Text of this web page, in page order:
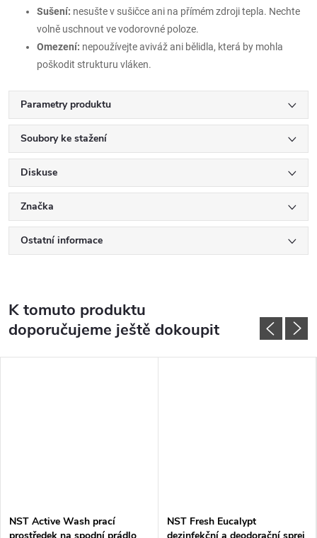
Sušení: nesušte v sušičce ani na přímém zdroji tepla. Nechte
volně uschnout ve vodorovné poloze.
Omezení: nepoužívejte aviváž ani bělidla, která by mohla
poškodit strukturu vláken.
Parametry produktu
Soubory ke stažení
Diskuse
Značka
Ostatní informace
K tomuto produktu
doporučujeme ještě dokoupit
NST Active Wash prací
NST Fresh Eucalypt